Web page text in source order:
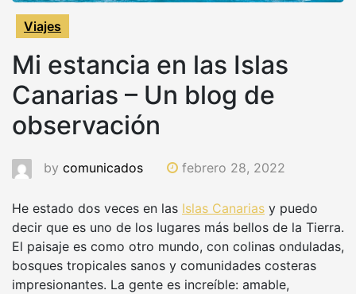
Viajes
Mi estancia en las Islas
Canarias – Un blog de
observación
by comunicados febrero 28, 2022
He estado dos veces en las Islas Canarias y puedo
decir que es uno de los lugares más bellos de la Tierra.
El paisaje es como otro mundo, con colinas onduladas,
bosques tropicales sanos y comunidades costeras
impresionantes. La gente es increíble: amable,